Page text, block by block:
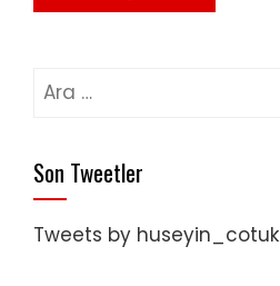
Arama:
Son Tweetler
Tweets by huseyin_cotuk